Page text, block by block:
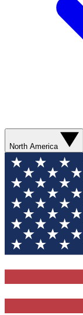
North America